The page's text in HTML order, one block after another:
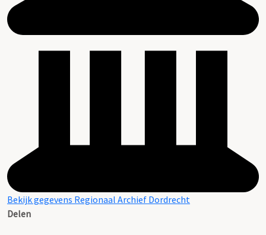
Bekijk gegevens Regionaal Archief Dordrecht
Delen